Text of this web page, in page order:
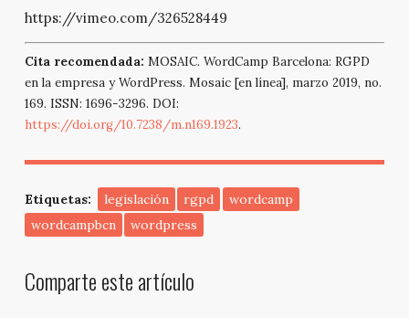
https://vimeo.com/326528449
Cita recomendada: MOSAIC. WordCamp Barcelona: RGPD
en la empresa y WordPress. Mosaic [en línea], marzo 2019, no.
169. ISSN: 1696-3296. DOI:
https://doi.org/10.7238/m.n169.1923.
Etiquetas: legislación rgpd
wordcamp
wordcampbcn
wordpress
Comparte este artículo